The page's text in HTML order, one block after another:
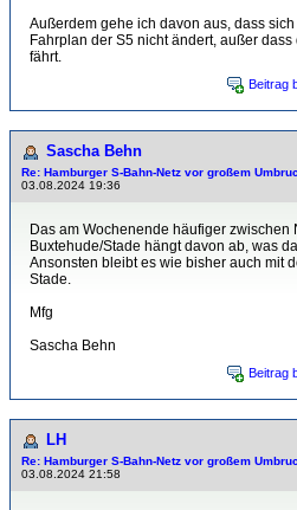
Außerdem gehe ich davon aus, dass
Fahrplan der S5 nicht ändert, außer
fährt.
Beitrag
Sascha Behn
Re: Hamburger S-Bahn-Netz vor großem
03.08.2024 19:36
Das am Wochenende häufiger zwischen
Buxtehude/Stade hängt davon ab, was
Ansonsten bleibt es wie bisher auch mit
Stade.
Mfg
Sascha Behn
Beitrag
LH
Re: Hamburger S-Bahn-Netz vor großem
03.08.2024 21:58